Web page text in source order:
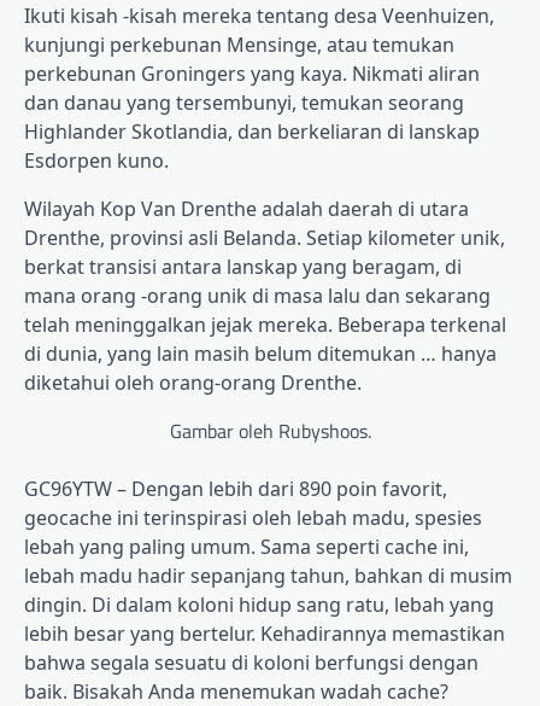
Ikuti kisah -kisah mereka tentang desa Veenhuizen,
kunjungi perkebunan Mensinge, atau temukan
perkebunan Groningers yang kaya. Nikmati aliran
dan danau yang tersembunyi, temukan seorang
Highlander Skotlandia, dan berkeliaran di lanskap
Esdorpen kuno.
Wilayah Kop Van Drenthe adalah daerah di utara
Drenthe, provinsi asli Belanda. Setiap kilometer unik,
berkat transisi antara lanskap yang beragam, di
mana orang -orang unik di masa lalu dan sekarang
telah meninggalkan jejak mereka. Beberapa terkenal
di dunia, yang lain masih belum ditemukan … hanya
diketahui oleh orang-orang Drenthe.
Gambar oleh Rubyshoos.
GC96YTW – Dengan lebih dari 890 poin favorit,
geocache ini terinspirasi oleh lebah madu, spesies
lebah yang paling umum. Sama seperti cache ini,
lebah madu hadir sepanjang tahun, bahkan di musim
dingin. Di dalam koloni hidup sang ratu, lebah yang
lebih besar yang bertelur. Kehadirannya memastikan
bahwa segala sesuatu di koloni berfungsi dengan
baik. Bisakah Anda menemukan wadah cache?